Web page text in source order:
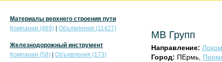
МВ Групп
Направление:
Город: ПЕрмь,
Материалы верхнего строения пути
Компании (469)
Объявления (11427)
Железнодорожный инструмент
Компании (58)
Объявления (173)